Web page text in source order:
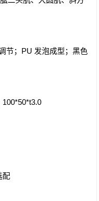
节；PU 发泡成型；黑色
配